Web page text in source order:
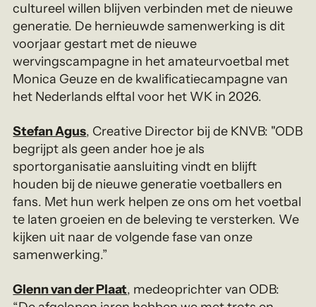
cultureel willen blijven verbinden met de nieuwe
generatie. De hernieuwde samenwerking is dit
voorjaar gestart met de nieuwe
wervingscampagne in het amateurvoetbal met
Monica Geuze en de kwalificatiecampagne van
het Nederlands elftal voor het WK in 2026.
Stefan Agus, Creative Director bij de KNVB: "ODB
begrijpt als geen ander hoe je als
sportorganisatie aansluiting vindt en blijft
houden bij de nieuwe generatie voetballers en
fans. Met hun werk helpen ze ons om het voetbal
te laten groeien en de beleving te versterken. We
kijken uit naar de volgende fase van onze
samenwerking.”
Glenn van der Plaat, medeoprichter van ODB: